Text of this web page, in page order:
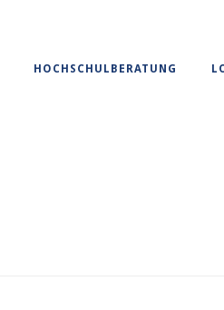
HOCHSCHULBERATUNG